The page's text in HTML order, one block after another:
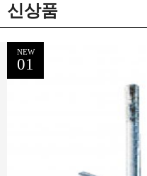
신상품
NEW
01